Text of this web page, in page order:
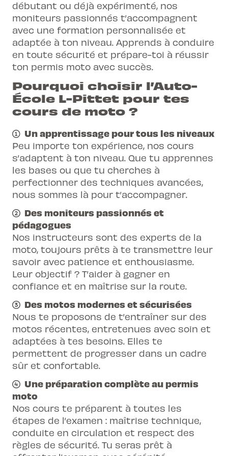
Avoir un permis d'élève A ou A1 valable
Etre capable de se déplacer avec le
véhicule
Suivre les 3 cours obligatoires avec le
même permis d'élève (dans les 4 mois de
validité)
Ne pas suivre 2 cours le même jour
Avoir un équipement adapté (veste,
gants, casque, chaussures montantes
Avoir un véhicule en bon état (pneus
gonflés et pas usés,éclairage, direction,
freins en ordre )
Au programme
Cours 1 : exercices à basse vitesse (huit,
couloir lent, slalom), freinage, utilisation
de la chaussée
Cours 2 : freinage sûr et rapide, conduite
en circulation, franchissement
d’intersections
haute vitesse, conduite hors localités
moniteur de travailler certaines choses
en particulier
Avec oreillette
Outils pédagogiques pour réussir son
permis
l'examen
Au programme
Simulation d'examen : on va te mettre en
les mêmes choses et on te fera un feed-
back en fin de cours
Parcours lent et sur route
Avec oreillette
Outils pédagogiques pour réussir son
permis
débutant ou déjà expérimenté, nos
moniteurs passionnés t’accompagnent
avec une formation personnalisée et
adaptée à ton niveau. Apprends à conduire
en toute sécurité et prépare-toi à réussir
ton permis moto avec succès.
Pourquoi choisir l’Auto-
École L-Pittet pour tes
cours de moto ?
Un apprentissage pour tous les niveaux
Peu importe ton expérience, nos cours
s’adaptent à ton niveau. Que tu apprennes
les bases ou que tu cherches à
perfectionner des techniques avancées,
nous sommes là pour t’accompagner.
Des moniteurs passionnés et
pédagogues
Nos instructeurs sont des experts de la
moto, toujours prêts à te transmettre leur
savoir avec patience et enthousiasme.
Leur objectif ? T’aider à gagner en
confiance et en maîtrise sur la route.
Des motos modernes et sécurisées
Nous te proposons de t’entraîner sur des
motos récentes, entretenues avec soin et
adaptées à tes besoins. Elles te
permettent de progresser dans un cadre
sûr et confortable.
Une préparation complète au permis
moto
Nos cours te préparent à toutes les
étapes de l’examen : maîtrise technique,
conduite en circulation et respect des
règles de sécurité. Tu seras prêt à